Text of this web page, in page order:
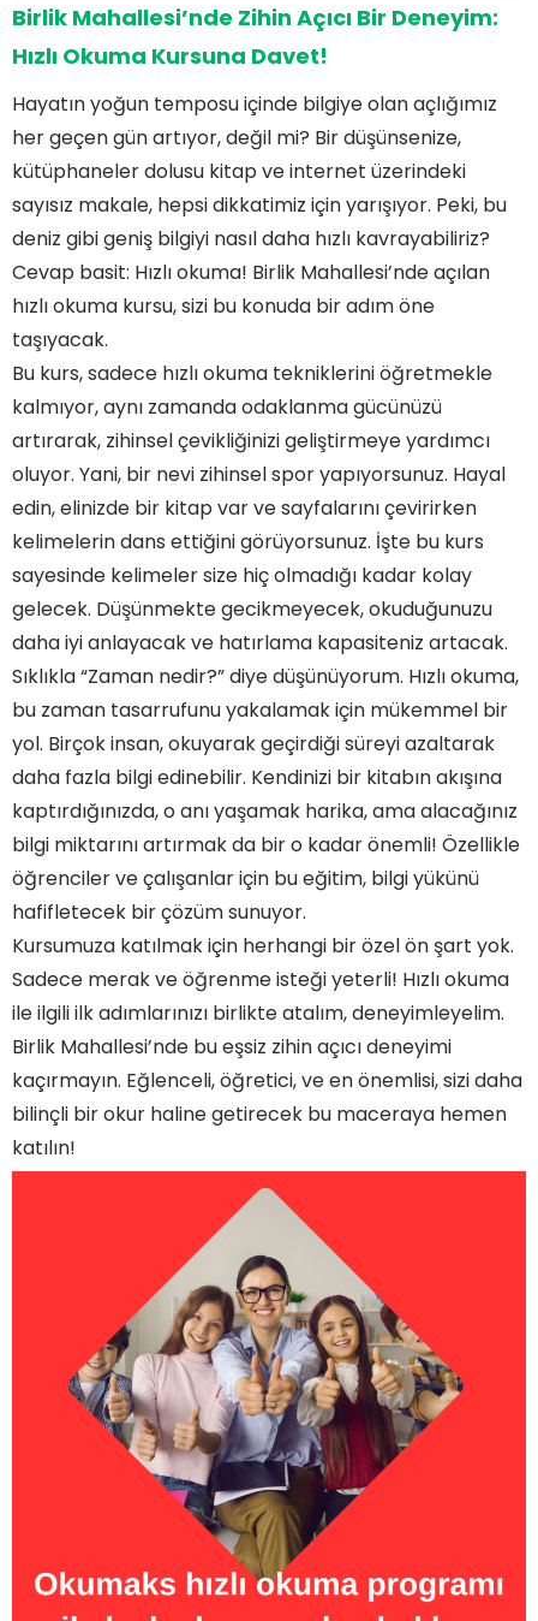
Birlik Mahallesi’nde Zihin Açıcı Bir Deneyim:
Hızlı Okuma Kursuna Davet!
Hayatın yoğun temposu içinde bilgiye olan açlığımız
her geçen gün artıyor, değil mi? Bir düşünsenize,
kütüphaneler dolusu kitap ve internet üzerindeki
sayısız makale, hepsi dikkatimiz için yarışıyor. Peki, bu
deniz gibi geniş bilgiyi nasıl daha hızlı kavrayabiliriz?
Cevap basit: Hızlı okuma! Birlik Mahallesi’nde açılan
hızlı okuma kursu, sizi bu konuda bir adım öne
taşıyacak.
Bu kurs, sadece hızlı okuma tekniklerini öğretmekle
kalmıyor, aynı zamanda odaklanma gücünüzü
artırarak, zihinsel çevikliğinizi geliştirmeye yardımcı
oluyor. Yani, bir nevi zihinsel spor yapıyorsunuz. Hayal
edin, elinizde bir kitap var ve sayfalarını çevirirken
kelimelerin dans ettiğini görüyorsunuz. İşte bu kurs
sayesinde kelimeler size hiç olmadığı kadar kolay
gelecek. Düşünmekte gecikmeyecek, okuduğunuzu
daha iyi anlayacak ve hatırlama kapasiteniz artacak.
Sıklıkla “Zaman nedir?” diye düşünüyorum. Hızlı okuma,
bu zaman tasarrufunu yakalamak için mükemmel bir
yol. Birçok insan, okuyarak geçirdiği süreyi azaltarak
daha fazla bilgi edinebilir. Kendinizi bir kitabın akışına
kaptırdığınızda, o anı yaşamak harika, ama alacağınız
bilgi miktarını artırmak da bir o kadar önemli! Özellikle
öğrenciler ve çalışanlar için bu eğitim, bilgi yükünü
hafifletecek bir çözüm sunuyor.
Kursumuza katılmak için herhangi bir özel ön şart yok.
Sadece merak ve öğrenme isteği yeterli! Hızlı okuma
ile ilgili ilk adımlarınızı birlikte atalım, deneyimleyelim.
Birlik Mahallesi’nde bu eşsiz zihin açıcı deneyimi
kaçırmayın. Eğlenceli, öğretici, ve en önemlisi, sizi daha
bilinçli bir okur haline getirecek bu maceraya hemen
katılın!